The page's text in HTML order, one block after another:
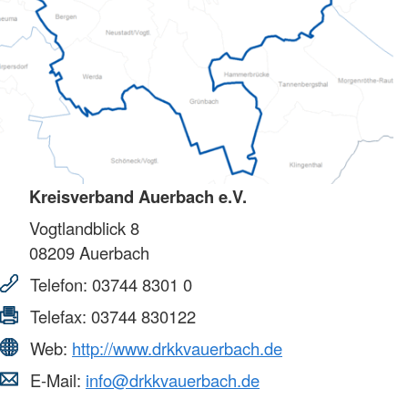
Kreisverband Auerbach e.V.
Vogtlandblick 8
08209Auerbach
Telefon: 03744 8301 0
Telefax: 03744 830122
Web: http://www.drkkvauerbach.de
E-Mail: info@drkkvauerbach.de